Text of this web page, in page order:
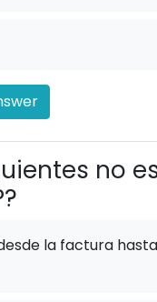
no
la factura